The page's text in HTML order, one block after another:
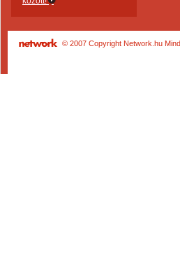
© 2007 Copyright Network.hu